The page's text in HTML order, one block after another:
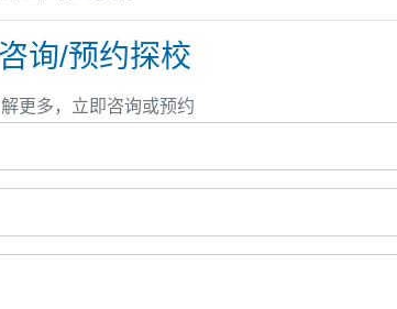
询/预约探校
更多，立即咨询或预约